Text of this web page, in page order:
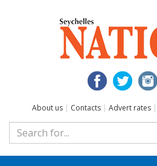
About us | Contacts | Advert rates |